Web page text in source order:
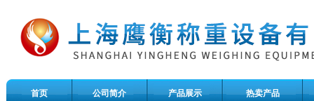
首页 公司简介 产品展示 热卖产品